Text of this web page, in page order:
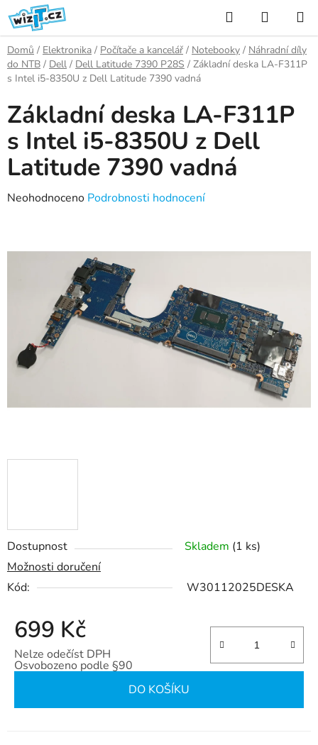
Přejít
na
obsah
Hledat
KOŠÍK
Domů / Elektronika / Počítače a kancelář / Notebooky / Náhradní díly
do NTB / Dell / Dell Latitude 7390 P28S / Základní deska LA-F311P
s Intel i5-8350U z Dell Latitude 7390 vadná
Dostupnost Skladem (1 ks)
Možnosti doručení
Kód:
W30112025DESKA
699 Kč
Nelze odečíst DPH
Osvobozeno podle §90
DO KOŠÍKU
Základní deska LA-F311P
s Intel i5-8350U z Dell
Latitude 7390 vadná
Průměrné
je
hvězdiček.
Neohodnoceno Podrobnosti hodnocení